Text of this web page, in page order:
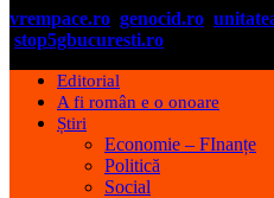
vrempace.ro genocid.ro
stop5gbucuresti.ro
Editorial
A fi român e o onoare
Știri
Economie – FInanțe
Politică
Social